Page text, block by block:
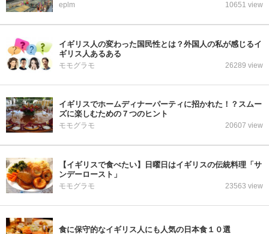
eplm 10651 view
イギリス人の変わった国民性とは？外国人の私が感じるイ
ギリス人あるある
モモグラモ 26289 view
イギリスでホームディナーパーティに招かれた！？スムー
ズに楽しむための７つのヒント
モモグラモ 20607 view
【イギリスで食べたい】日曜日はイギリスの伝統料理「サ
ンデーロースト」
モモグラモ 23563 view
食に保守的なイギリス人にも人気の日本食１０選